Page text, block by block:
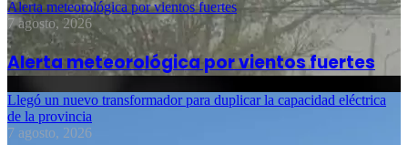
Alerta meteorológica por vientos fuertes
7 agosto, 2026
Alerta meteorológica por vientos fuertes
Llegó un nuevo transformador para duplicar la capacidad eléctrica
de la provincia
7 agosto, 2026